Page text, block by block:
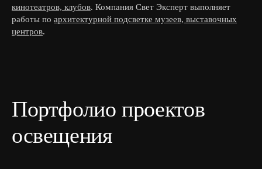
кинотеатров, клубов. Компания Свет Эксперт выполняет
работы по архитектурной подсветке музеев, выставочных
центров.
Портфолио проектов
освещения